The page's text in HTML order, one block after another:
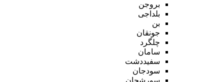
بروجن
بلداجی
بن
جونقان
چلگرد
سامان
سفیددشت
سودجان
سورشجان